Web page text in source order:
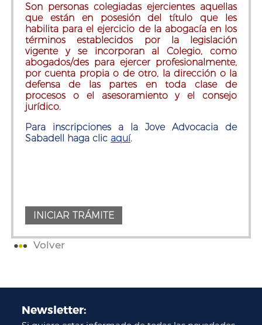
Son personas colegiadas ejercientes aquellas
que están en posesión del título que les
habilita para el ejercicio de la abogacía en los
términos establecidos por la legislación
vigente y se incorporan al Colegio, como
abogados/des para ejercer profesionalmente,
por cuenta propia o de otro, la dirección o la
defensa de las partes en toda clase de
procesos o el asesoramiento y el consejo
jurídico.
Para inscripciones a la Jove Advocacia de
Sabadell haga clic aquí.
Volver
Newsletter: